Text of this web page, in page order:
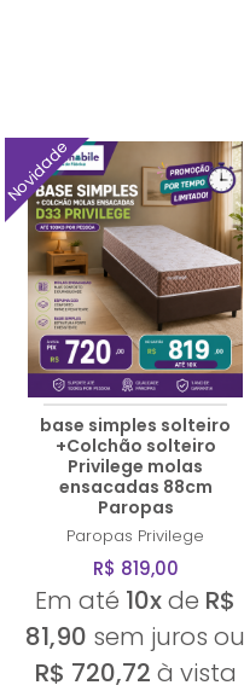
Novidade
base simples solteiro
+Colchão solteiro
Privilege molas
ensacadas 88cm
Paropas
Paropas Privilege
R$ 819,00
Em até 10xde R$
81,90 sem juros ou
R$ 720,72 à vista